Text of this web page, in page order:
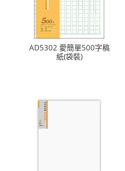
AD5302 愛簡單500字稿
紙(袋裝)